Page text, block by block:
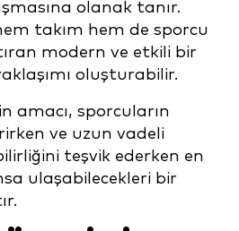
olanak tanır.
takım hem de sporcu
modern ve etkili bir
oluşturabilir.
amacı, sporcuların
ve uzun vadeli
teşvik ederken en
ulaşabilecekleri bir